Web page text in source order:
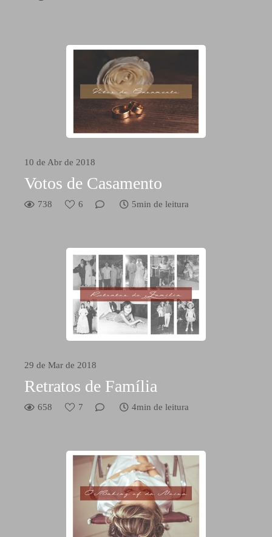
10 de Abr de 2018
Votos de Casamento
738 6 5min de leitura
29 de Mar de 2018
Retratos de Família
658 7 4min de leitura